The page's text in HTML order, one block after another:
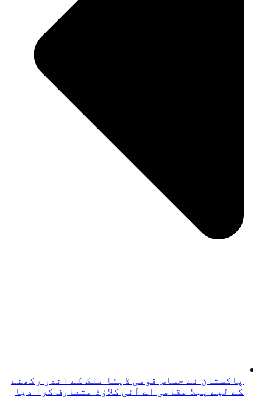
پاکستان نے حساس قومی ڈیٹا ملک کے اندر رکھنے
کے لیے پہلا مقامی اے آئی کلاؤڈ متعارف کرا دیا